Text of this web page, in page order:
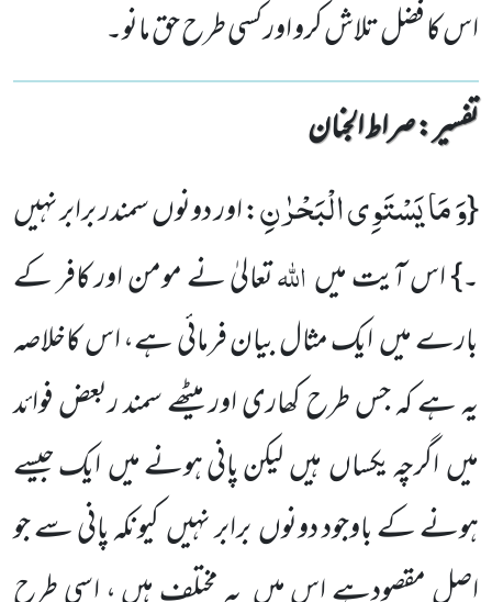
اس کا فضل تلاش کرو اور کسی طرح حق مانو۔
تفسیر : ‎صراط الجنان
{وَ مَا یَسْتَوِی الْبَحْرٰنِ: اور دونوں سمندر برابر نہیں
۔} اس آیت میںاللہتعالیٰ نے مومن اور کافر کے
بارے میں ایک مثال بیان فرمائی ہے، اس کاخلاصہ
یہ ہے کہ جس طرح کھاری اور میٹھے سمند ربعض فوائد
میں اگرچہ یکساں ہیں لیکن پانی ہونے میں ایک جیسے
ہونے کے باوجود دونوں برابر نہیں کیونکہ پانی سے جو